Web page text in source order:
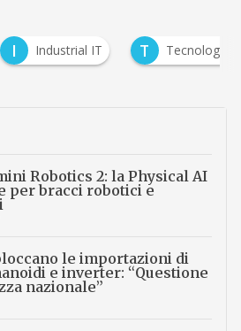
Industrial IT T Tecnologie e
Robotics 2: la Physical AI
per bracci robotici e
le importazioni di
e inverter: “Questione
nazionale”